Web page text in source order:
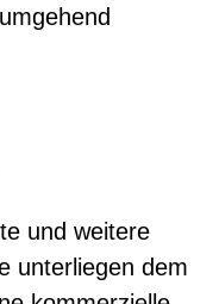
und weitere
unterliegen dem